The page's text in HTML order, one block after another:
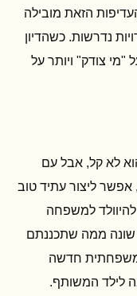
הזאת מובילה
נדרשות. כשהדיון
צודק" ויותר על
לא קל, אבל עם
ליצור עתיד טוב
למשפחה
ממה שתכננתם
משפחתית חדשה
לילד המשותף.